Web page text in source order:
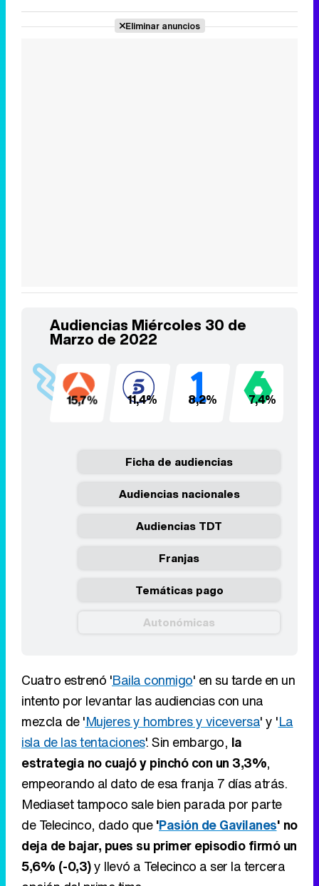
Eliminar anuncios
Audiencias Miércoles 30 de
Marzo de 2022
15,7% 11,4% 8,2% 7,4%
Ficha de audiencias
Audiencias nacionales
Audiencias TDT
Franjas
Temáticas pago
Autonómicas
Cuatro estrenó 'Baila conmigo' en su tarde en un
intento por levantar las audiencias con una
mezcla de 'Mujeres y hombres y viceversa' y 'La
isla de las tentaciones'. Sin embargo, la
estrategia no cuajó y pinchó con un 3,3%,
empeorando al dato de esa franja 7 días atrás.
Mediaset tampoco sale bien parada por parte
de Telecinco, dado que'Pasión de Gavilanes' no
deja de bajar, pues su primer episodio firmó un
5,6% (-0,3)y llevó a Telecinco a ser la tercera